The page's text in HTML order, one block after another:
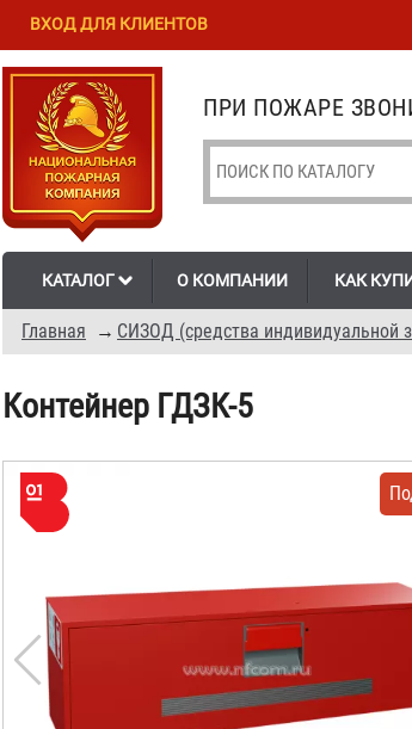
Перейти к
содержанию
Skip to
ПРИ ПОЖАРЕ
КАТАЛОГ О КОМПАНИИ КАК
Главная → СИЗОД (средства индивидуальной
ВХОД ДЛЯ КЛИЕНТОВ
Контейнер ГДЗК-5